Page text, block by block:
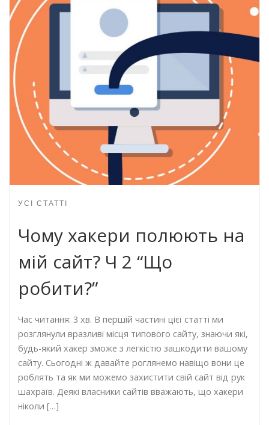
УСІ СТАТТІ
Чому хакери полюють на
мій сайт? Ч 2 “Що
робити?”
Час читання: 3 хв. В першій частині цієї статті ми
розглянули вразливі місця типового сайту, знаючи які,
будь-який хакер зможе з легкістю зашкодити вашому
сайту. Сьогодні ж давайте роглянемо навіщо вони це
роблять та як ми можемо захистити свій сайт від рук
шахраїв. Деякі власники сайтів вважають, що хакери
ніколи […]